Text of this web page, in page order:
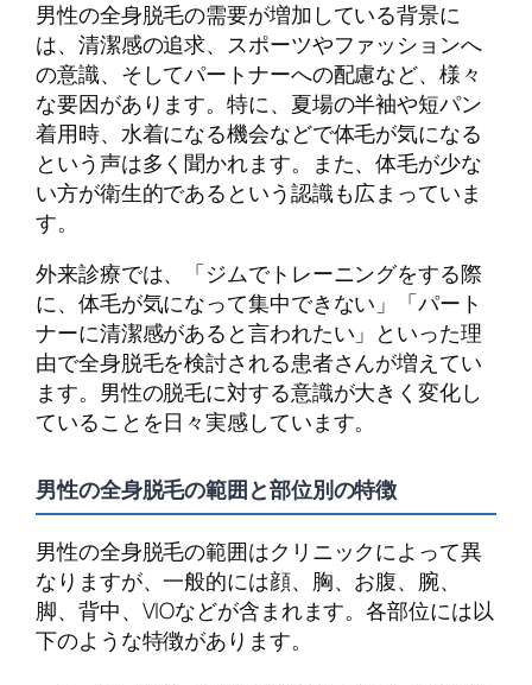
男性の全身脱毛の需要が増加している背景に
は、清潔感の追求、スポーツやファッションへ
の意識、そしてパートナーへの配慮など、様々
な要因があります。特に、夏場の半袖や短パン
着用時、水着になる機会などで体毛が気になる
という声は多く聞かれます。また、体毛が少な
い方が衛生的であるという認識も広まっていま
す。
外来診療では、「ジムでトレーニングをする際
に、体毛が気になって集中できない」「パート
ナーに清潔感があると言われたい」といった理
由で全身脱毛を検討される患者さんが増えてい
ます。男性の脱毛に対する意識が大きく変化し
ていることを日々実感しています。
男性の全身脱毛の範囲と部位別の特徴
男性の全身脱毛の範囲はクリニックによって異
なりますが、一般的には顔、胸、お腹、腕、
脚、背中、VIOなどが含まれます。各部位には以
下のような特徴があります。